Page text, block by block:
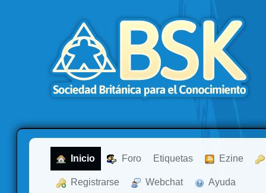
Inicio Foro Etiquetas Ezine
Registrarse Webchat Ayuda